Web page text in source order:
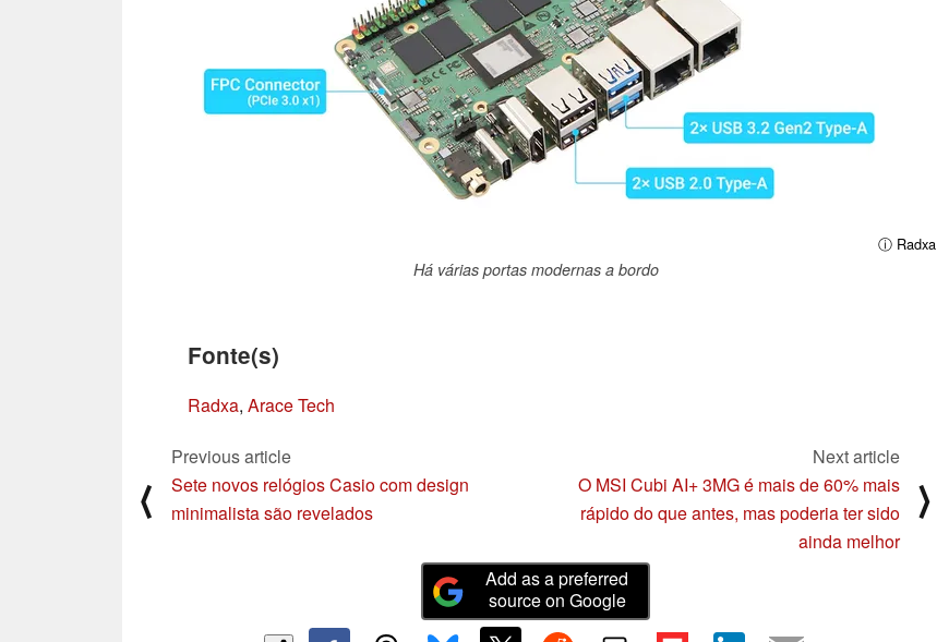
ⓘ Radxa
Há várias portas modernas a bordo
Fonte(s)
Radxa, Arace Tech
⟨
Previous article
Sete novos relógios Casio com design
minimalista são revelados
Next article
O MSI Cubi AI+ 3MG é mais de 60% mais
rápido do que antes, mas poderia ter sido
ainda melhor
⟩
Add as a preferred
source on Google